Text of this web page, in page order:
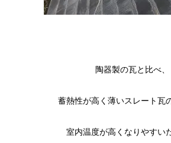
陶器製の瓦と比べ、
蓄熱性が高く薄いスレート瓦
室内温度が高くなりやすい